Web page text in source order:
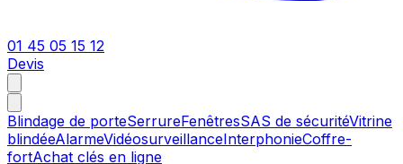
01 45 05 15 12
Devis
Blindage de porteSerrureFenêtresSAS de sécuritéVitrine
blindéeAlarmeVidéosurveillanceInterphonieCoffre-
fortAchat clés en ligne